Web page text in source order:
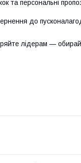
та персональні
до
лідерам —